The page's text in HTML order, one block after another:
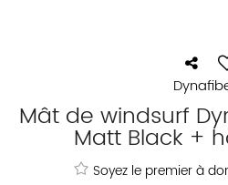
Mât de windsurf
Matt Black +
Soyez le premier à